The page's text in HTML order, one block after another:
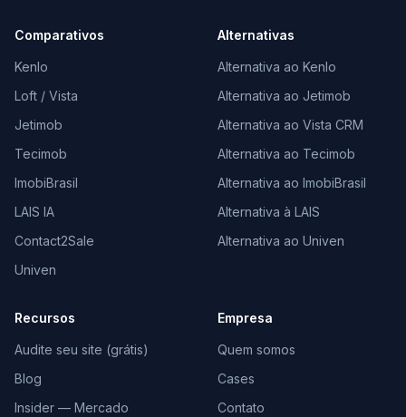
Comparativos
Kenlo
Loft / Vista
Jetimob
Tecimob
ImobiBrasil
LAIS IA
Contact2Sale
Univen
Alternativas
Alternativa ao Kenlo
Alternativa ao Jetimob
Alternativa ao Vista CRM
Alternativa ao Tecimob
Alternativa ao ImobiBrasil
Alternativa à LAIS
Alternativa ao Univen
Recursos
Audite seu site (grátis)
Blog
Insider — Mercado
Empresa
Quem somos
Cases
Contato